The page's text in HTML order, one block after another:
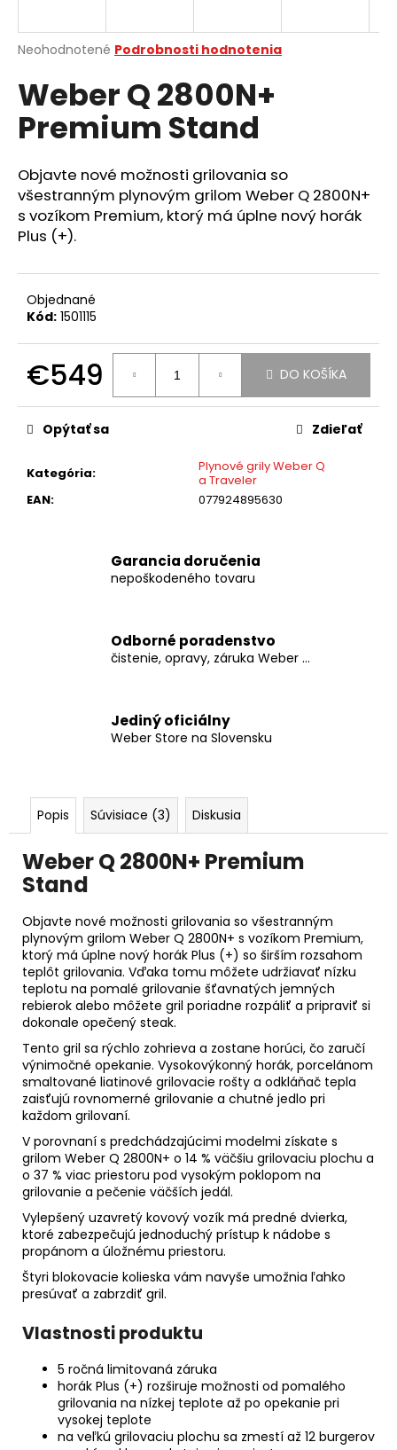
Priemerné
produktu
je
0,0
hviezdičiek.
Neohodnotené Podrobnosti hodnotenia
Weber Q 2800N+
Premium Stand
Objavte nové možnosti grilovania so
všestranným plynovým grilom Weber Q 2800N+
s vozíkom Premium, ktorý má úplne nový horák
Plus (+).
Objednané
Kód: 1501115
€549
cena:
DO KOŠÍKA
Kategória:
Plynové grily Weber Q
a Traveler
EAN: 077924895630
Opýtať sa Zdieľať
Garancia doručenia
nepoškodeného tovaru
Odborné poradenstvo
čistenie, opravy, záruka Weber ...
Jediný oficiálny
Weber Store na Slovensku
Popis Súvisiace (3) Diskusia
Weber Q 2800N+ Premium
Stand
Objavte nové možnosti grilovania so všestranným
plynovým grilom Weber Q 2800N+ s vozíkom Premium,
ktorý má úplne nový horák Plus (+) so širším rozsahom
teplôt grilovania. Vďaka tomu môžete udržiavať nízku
teplotu na pomalé grilovanie šťavnatých jemných
rebierok alebo môžete gril poriadne rozpáliť a pripraviť si
dokonale opečený steak.
Tento gril sa rýchlo zohrieva a zostane horúci, čo zaručí
výnimočné opekanie. Vysokovýkonný horák, porcelánom
smaltované liatinové grilovacie rošty a odkláňač tepla
zaisťujú rovnomerné grilovanie a chutné jedlo pri
každom grilovaní.
V porovnaní s predchádzajúcimi modelmi získate s
grilom Weber Q 2800N+ o 14 % väčšiu grilovaciu plochu a
o 37 % viac priestoru pod vysokým poklopom na
grilovanie a pečenie väčších jedál.
Vylepšený uzavretý kovový vozík má predné dvierka,
ktoré zabezpečujú jednoduchý prístup k nádobe s
propánom a úložnému priestoru.
Štyri blokovacie kolieska vám navyše umožnia ľahko
presúvať a zabrzdiť gril.
Vlastnosti produktu
5 ročná limitovaná záruka
horák Plus (+) rozširuje možnosti od pomalého
grilovania na nízkej teplote až po opekanie pri
vysokej teplote
na veľkú grilovaciu plochu sa zmestí až 12 burgerov
j
ť
?
HĽADAŤ
d
p
o
ú
č
a
m
WEBER